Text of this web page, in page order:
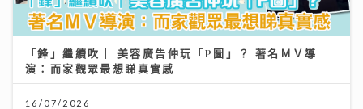
「鋒」繼續吹 | 美容廣告仲玩「P圖」？ 著名ＭＶ導
演：而家觀眾最想睇真實感
16/07/2026